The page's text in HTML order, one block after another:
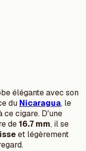
élégante avec son
du Nicaragua, le
ce cigare. D'une
de16.7 mm, il se
et légèrement